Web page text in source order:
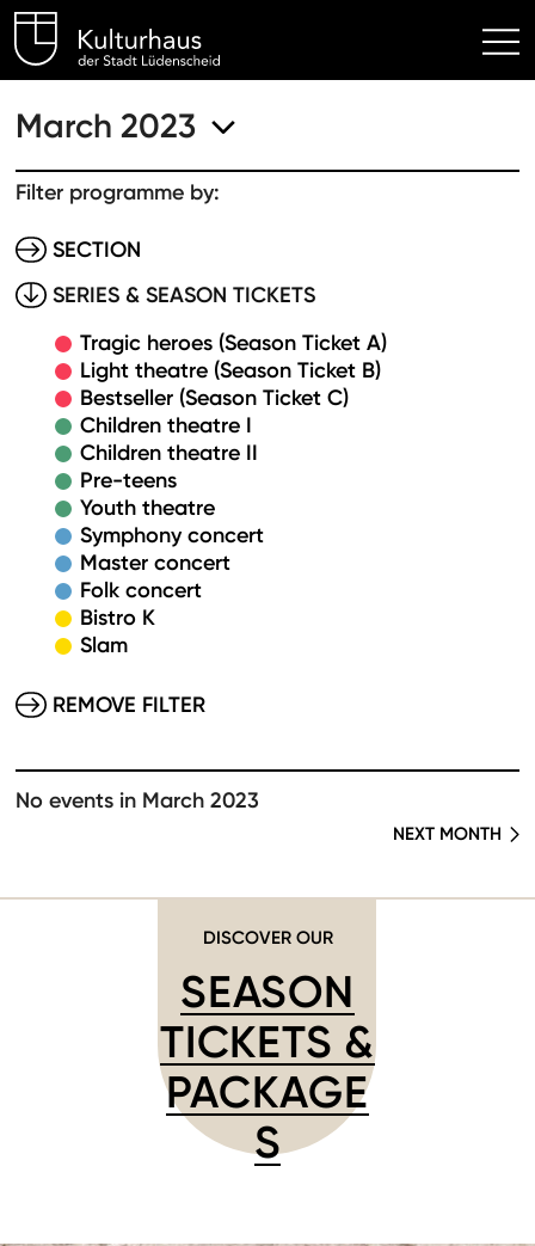
Kulturhaus Lüdenscheid
March 2023
Filter programme by:
SECTION
SERIES & SEASON TICKETS
Tragic heroes (Season Ticket A)
Light theatre (Season Ticket B)
Bestseller (Season Ticket C)
Children theatre I
Children theatre II
Pre-teens
Youth theatre
Symphony concert
Master concert
Folk concert
Bistro K
Slam
REMOVE FILTER
No events in March 2023
NEXT MONTH
DISCOVER OUR
SEASON
TICKETS &
PACKAGE
S